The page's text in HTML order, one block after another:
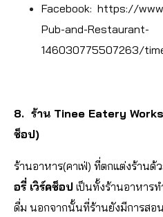
Facebook: https://
Pub-and-Restaurant-
146030775507263/
8. ร้าน Tinee Eatery
ช็อป)
ร้านอาหาร(คาเฟ่) ที่ตกแต่งร้านด้
อรี่ เวิร์คช็อป เป็นทั้งร้านอาหาร
ดื่ม นอกจากนั้นที่ร้านยังมีการสอ